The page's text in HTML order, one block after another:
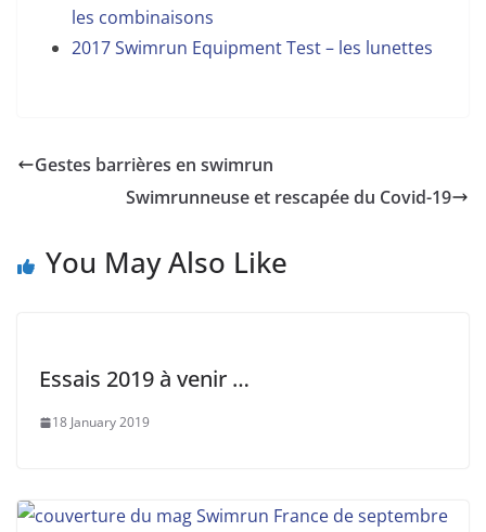
les combinaisons
2017 Swimrun Equipment Test – les lunettes
Gestes barrières en swimrun
Swimrunneuse et rescapée du Covid-19
You May Also Like
Essais 2019 à venir …
18 January 2019